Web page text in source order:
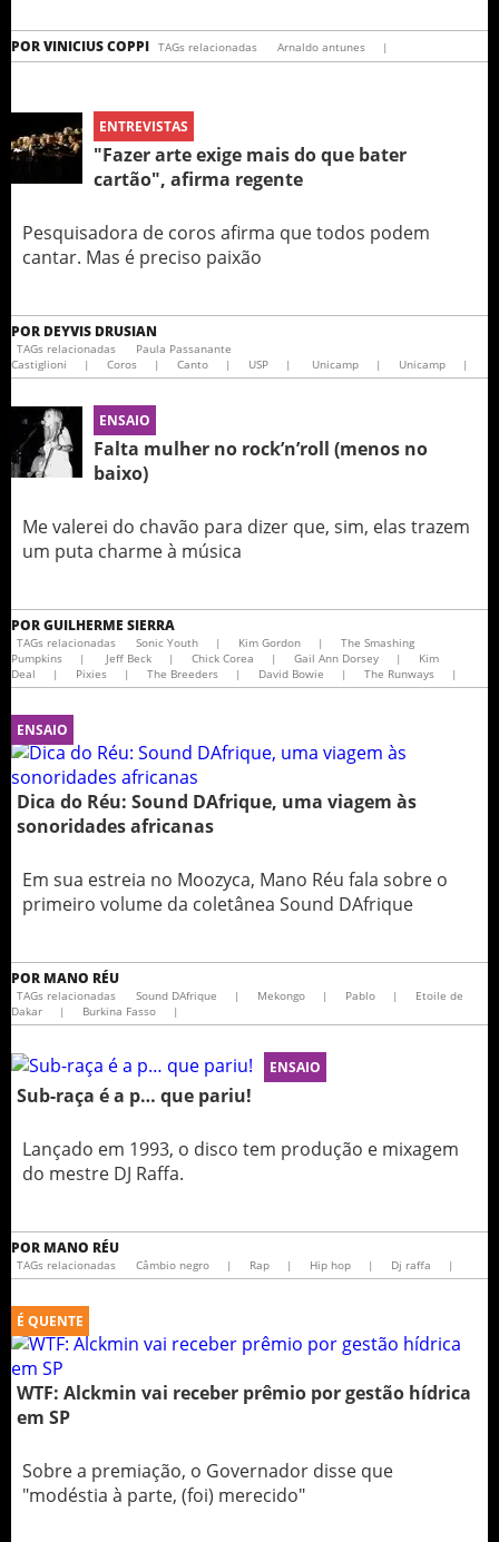
PORVINICIUS COPPI TAGs relacionadas Arnaldo antunes |
ENTREVISTAS
"Fazer arte exige mais do que bater
cartão", afirma regente
Pesquisadora de coros afirma que todos podem
cantar. Mas é preciso paixão
POR DEYVIS DRUSIAN
TAGs relacionadas
Paula Passanante
Castiglioni
| Coros | Canto | USP | Unicamp | Unicamp |
ENSAIO
Falta mulher no rock’n’roll (menos no
baixo)
Me valerei do chavão para dizer que, sim, elas trazem
um puta charme à música
PORGUILHERME SIERRA
TAGs relacionadas Sonic Youth | Kim Gordon |
The Smashing
Pumpkins
| Jeff Beck | Chick Corea | Gail Ann Dorsey |
Kim
Deal
| Pixies | The Breeders | David Bowie | The Runways |
ENSAIO
Dica do Réu: Sound DAfrique, uma viagem às
sonoridades africanas
Em sua estreia no Moozyca, Mano Réu fala sobre o
primeiro volume da coletânea Sound DAfrique
POR MANO RÉU
TAGs relacionadas Sound DAfrique | Mekongo | Pablo |
Etoile de
Dakar
| Burkina Fasso |
ENSAIO
Sub-raça é a p… que pariu!
Lançado em 1993, o disco tem produção e mixagem
do mestre DJ Raffa.
POR MANO RÉU
TAGs relacionadas Câmbio negro | Rap | Hip hop | Dj raffa |
É QUENTE
WTF: Alckmin vai receber prêmio por gestão hídrica
em SP
Sobre a premiação, o Governador disse que
"modéstia à parte, (foi) merecido"